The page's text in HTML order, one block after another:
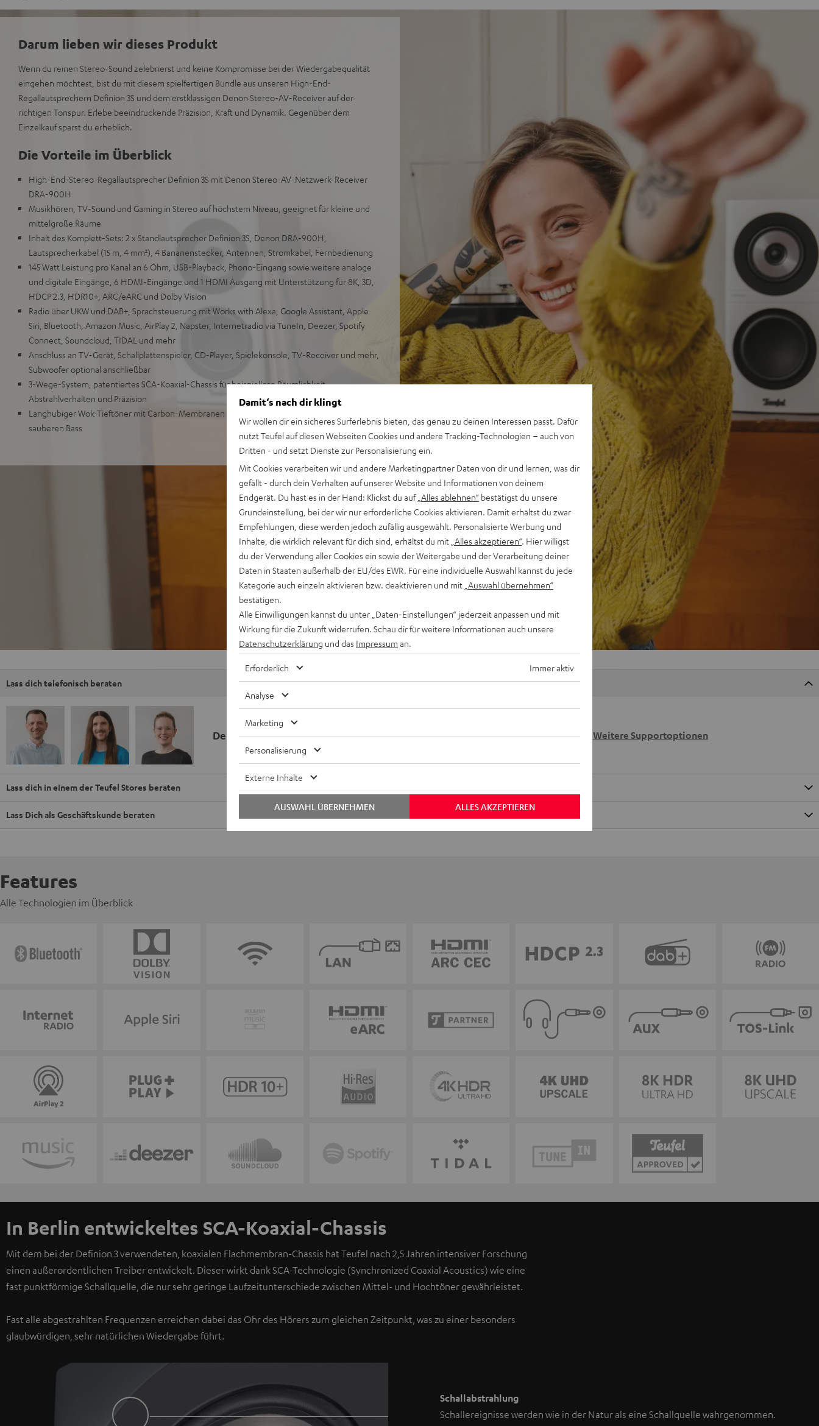
Darum lieben wir dieses Produkt
Wenn du reinen Stereo-Sound zelebrierst und keine Kompromisse bei der Wiedergabequalität
eingehen möchtest, bist du mit diesem spielfertigen Bundle aus unseren High-End-
Regallautsprechern Definion 3S und dem erstklassigen Denon Stereo-AV-Receiver auf der
richtigen Tonspur. Erlebe beeindruckende Präzision, Kraft und Dynamik. Gegenüber dem
Einzelkauf sparst du erheblich.
Die Vorteile im Überblick
High-End-Stereo-Regallautsprecher Definion 3S mit Denon Stereo-AV-Netzwerk-Receiver
DRA-900H
Musikhören, TV-Sound und Gaming in Stereo auf höchstem Niveau, geeignet für kleine und
mittelgroße Räume
Inhalt des Komplett-Sets: 2 x Standlautsprecher Definion 3S, Denon DRA-900H,
Lautsprecherkabel (15 m, 4 mm²), 4 Bananenstecker, Antennen, Stromkabel, Fernbedienung
145 Watt Leistung pro Kanal an 6 Ohm, USB-Playback, Phono-Eingang sowie weitere analoge
und digitale Eingänge, 6 HDMI-Eingänge und 1 HDMI Ausgang mit Unterstützung für 8K, 3D,
HDCP 2.3, HDR10+, ARC/eARC und Dolby Vision
Radio über UKW und DAB+, Sprachsteuerung mit Works with Alexa, Google Assistant, Apple
Siri, Bluetooth, Amazon Music, AirPlay 2, Napster, Internetradio via TuneIn, Deezer, Spotify
Connect, Soundcloud, TIDAL und mehr
Anschluss an TV-Gerät, Schallplattenspieler, CD-Player, Spielekonsole, TV-Receiver und mehr,
Subwoofer optional anschließbar
3-Wege-System, patentiertes SCA-Koaxial-Chassis für beispiellose Räumlichkeit,
Abstrahlverhalten und Präzision
Langhubiger Wok-Tieftöner mit Carbon-Membranen für hohe Impulstreue, Dynamik und
sauberen Bass
Lass dich telefonisch beraten
Deine Kaufberatung
beraten dich auch persönlich am Telefon.
Weitere Supportoptionen
Lass dich in einem der Teufel Stores beraten
Lass Dich als Geschäftskunde beraten
Features
Alle Technologien im Überblick
In Berlin entwickeltes SCA-Koaxial-Chassis
Mit dem bei der Definion 3 verwendeten, koaxialen Flachmembran-Chassis hat Teufel nach 2,5 Jahren intensiver Forschung
einen außerordentlichen Treiber entwickelt. Dieser wirkt dank SCA-Technologie (Synchronized Coaxial Acoustics) wie eine
fast punktförmige Schallquelle, die nur sehr geringe Laufzeitunterschiede zwischen Mittel- und Hochtöner gewährleistet.
Fast alle abgestrahlten Frequenzen erreichen dabei das Ohr des Hörers zum gleichen Zeitpunkt, was zu einer besonders
glaubwürdigen, sehr natürlichen Wiedergabe führt.
Schallabstrahlung
Schallereignisse werden wie in der Natur als eine Schallquelle wahrgenommen.
Damit‘s nach dir klingt
Wir wollen dir ein sicheres Surferlebnis bieten, das genau zu deinen Interessen passt. Dafür
nutzt Teufel auf diesen Webseiten Cookies und andere Tracking-Technologien – auch von
Dritten - und setzt Dienste zur Personalisierung ein.
Mit Cookies verarbeiten wir und andere Marketingpartner Daten von dir und lernen, was dir
gefällt - durch dein Verhalten auf unserer Website und Informationen von deinem
Endgerät. Du hast es in der Hand: Klickst du auf „Alles ablehnen“ bestätigst du unsere
Grundeinstellung, bei der wir nur erforderliche Cookies aktivieren. Damit erhältst du zwar
Empfehlungen, diese werden jedoch zufällig ausgewählt. Personalisierte Werbung und
Inhalte, die wirklich relevant für dich sind, erhältst du mit „Alles akzeptieren“. Hier willigst
du der Verwendung aller Cookies ein sowie der Weitergabe und der Verarbeitung deiner
Daten in Staaten außerhalb der EU/des EWR. Für eine individuelle Auswahl kannst du jede
Kategorie auch einzeln aktivieren bzw. deaktivieren und mit „Auswahl übernehmen“
bestätigen.
Alle Einwilligungen kannst du unter „Daten-Einstellungen“ jederzeit anpassen und mit
Wirkung für die Zukunft widerrufen. Schau dir für weitere Informationen auch unsere
Datenschutzerklärung und das Impressum an.
Erforderlich Immer aktiv
Analyse
Marketing
Personalisierung
Externe Inhalte
ALLES AKZEPTIEREN
AUSWAHL ÜBERNEHMEN